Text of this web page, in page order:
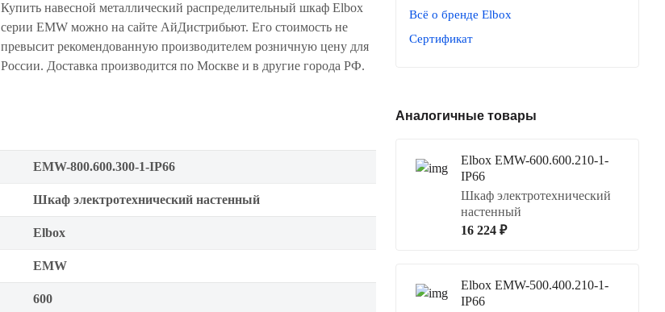
Купить навесной металлический распределительный шкаф Elbox
серии EMW можно на сайте АйДистрибьют. Его стоимость не
превысит рекомендованную производителем розничную цену для
России. Доставка производится по Москве и в другие города РФ.
EMW-800.600.300-1-IP66
Шкаф электротехнический настенный
Elbox
EMW
600
Всё о бренде Elbox
Сертификат
Аналогичные товары
Elbox EMW-600.600.210-1-
IP66
Шкаф электротехнический
настенный
16 224 ₽
Elbox EMW-500.400.210-1-
IP66